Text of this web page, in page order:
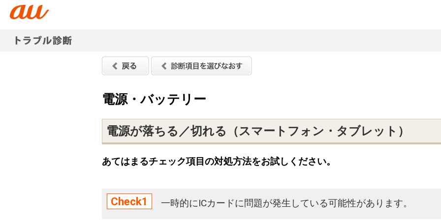
電源・バッテリー
電源が落ちる／切れる（スマートフォン・タブレット）
あてはまるチェック項目の対処方法をお試しください。
Check1 一時的にICカードに問題が発生している可能性があります。